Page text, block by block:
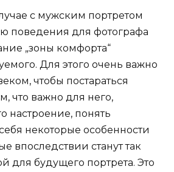
с мужским портретом
поведения для фотографа
„зоны комфорта“
Для этого очень важно
чтобы постараться
что важно для него,
настроение, понять
некоторые особенности
впоследствии станут так
для будущего портрета. Это